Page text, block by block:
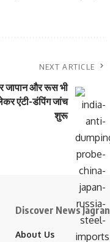
NEXT ARTICLE
जापान और रूस भी
एंटी-डंपिंग जांच
शुरू
Discover News Jagran
About Us